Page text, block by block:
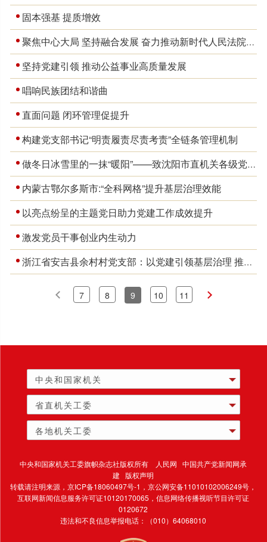
固本强基 提质增效
聚焦中心大局 坚持融合发展 奋力推动新时代人民法院现代化建设
坚持党建引领 推动公益事业高质量发展
唱响民族团结和谐曲
直面问题 闭环管理促提升
构建党支部书记“明责履责尽责考责”全链条管理机制
做冬日冰雪里的一抹“暖阳”——致沈阳市直机关各级党组织和广大党员干部的倡议书
内蒙古鄂尔多斯市:“全科网格”提升基层治理效能
以亮点纷呈的主题党日助力党建工作成效提升
激发党员干事创业内生动力
浙江省安吉县余村村党支部：以党建引领基层治理 推动第二批主题教育见实效
7 8 9 10 11
中央和国家机关
省直机关工委
各地机关工委
中央和国家机关工委旗帜杂志社版权所有 人民网 中国共产党新闻网承
建 版权声明
转载请注明来源，京ICP备18060497号-1 ，京公网安备11010102006249号，
互联网新闻信息服务许可证10120170065，信息网络传播视听节目许可证
0120672
违法和不良信息举报电话：（010）64068010